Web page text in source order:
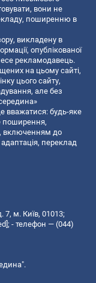
вони не
поширенню в
викладену в
опублікованої
рекламодавець.
на цьому сайті,
цього сайту,
але без
вважатися: будь-яке
поширення,
включенням до
переклад
7, м. Київ, 01013;
; - телефон — (044)